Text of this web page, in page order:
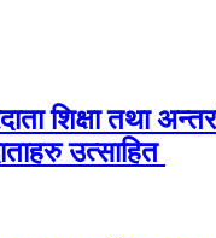
शिक्षा तथा
उत्साहित